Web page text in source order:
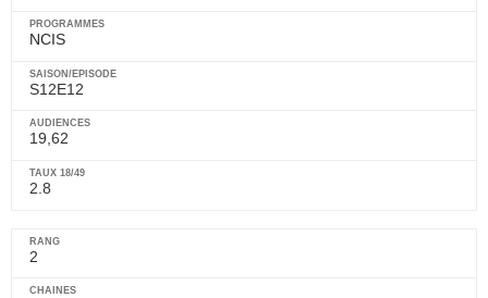
NCIS
S12E12
19,62
2.8
2